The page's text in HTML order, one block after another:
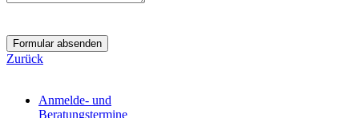
Formular absenden
Zurück
Anmelde- und
Beratungstermine